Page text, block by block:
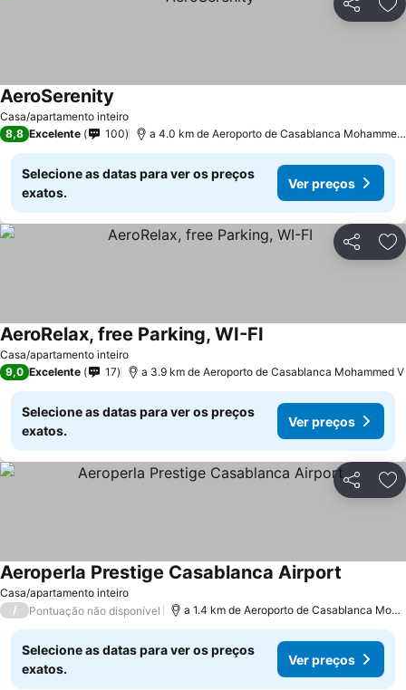
Partilhar
Casa/apartamento inteiro
AeroSerenity
8,8 Excelente 100 a 4.0 km de Aeroporto de Casablanca Mohammed
Selecione as datas para ver os preços
exatos.
Ver preços
Partilhar
Casa/apartamento inteiro
AeroRelax, free Parking, WI-FI
9,0 Excelente 17 a 3.9 km de Aeroporto de Casablanca Mohammed V
Selecione as datas para ver os preços
exatos.
Ver preços
Partilhar
Casa/apartamento inteiro
Aeroperla Prestige Casablanca Airport
/ Pontuação não disponível a 1.4 km de Aeroporto de Casablanca
Selecione as datas para ver os preços
exatos.
Ver preços